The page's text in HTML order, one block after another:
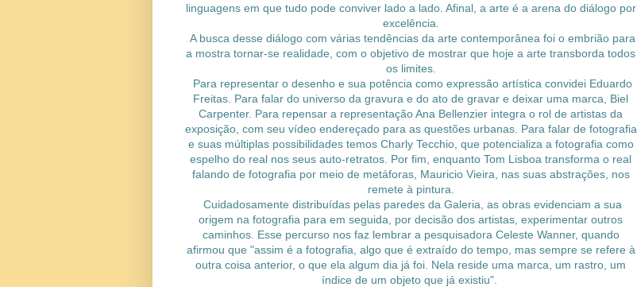
linguagens em que tudo pode conviver lado a lado. Afinal, a arte é a arena do diálogo por
excelência.
A busca desse diálogo com várias tendências da arte contemporânea foi o embrião para
a mostra tornar-se realidade, com o objetivo de mostrar que hoje a arte transborda todos
os limites.
Para representar o desenho e sua potência como expressão artística convidei Eduardo
Freitas. Para falar do universo da gravura e do ato de gravar e deixar uma marca, Biel
Carpenter. Para repensar a representação Ana Bellenzier integra o rol de artistas da
exposição, com seu vídeo endereçado para as questões urbanas. Para falar de fotografia
e suas múltiplas possibilidades temos Charly Tecchio, que potencializa a fotografia como
espelho do real nos seus auto-retratos. Por fim, enquanto Tom Lisboa transforma o real
falando de fotografia por meio de metáforas, Mauricio Vieira, nas suas abstrações, nos
remete à pintura.
Cuidadosamente distribuídas pelas paredes da Galeria, as obras evidenciam a sua
origem na fotografia para em seguida, por decisão dos artistas, experimentar outros
caminhos. Esse percurso nos faz lembrar a pesquisadora Celeste Wanner, quando
afirmou que "assim é a fotografia, algo que é extraído do tempo, mas sempre se refere à
outra coisa anterior, o que ela algum dia já foi. Nela reside uma marca, um rastro, um
índice de um objeto que já existiu".